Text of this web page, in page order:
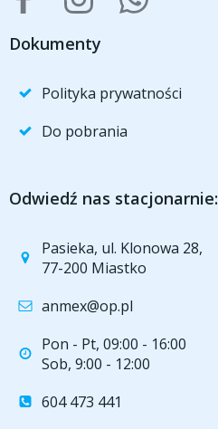
Dokumenty
Polityka prywatności
Do pobrania
Odwiedź nas stacjonarnie:
Pasieka, ul. Klonowa 28,
77-200 Miastko
anmex@op.pl
Pon - Pt, 09:00 - 16:00
Sob, 9:00 - 12:00
604 473 441